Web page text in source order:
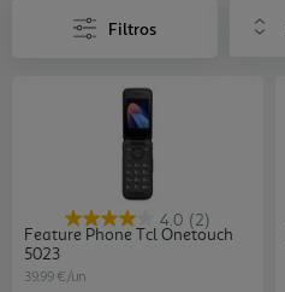
Filtros
4.0 (2)
Feature Phone Tcl Onetouch
5023
39.99 €/un